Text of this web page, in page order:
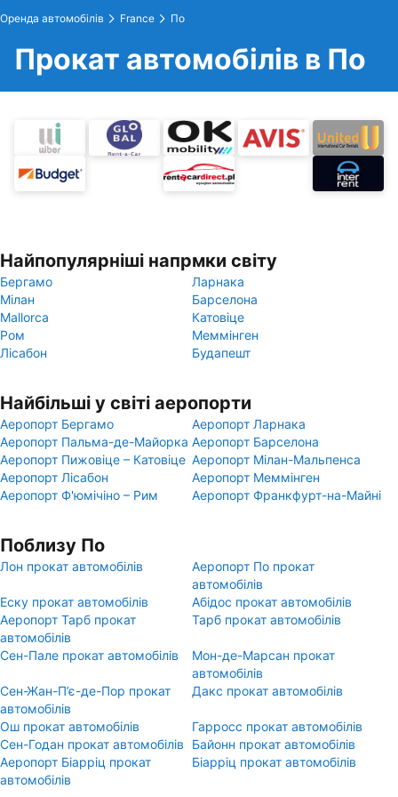
Оренда автомобілів France По
Прокат автомобілів в По
Найпопулярніші напрмки світу
Бергамо
Ларнака
Мілан
Барселона
Mallorca
Катовіце
Ром
Меммінген
Лісабон
Будапешт
Найбільші у світі аеропорти
Аеропорт Бергамо
Аеропорт Ларнака
Аеропорт Пальма-де-Майорка Аеропорт Барселона
Аеропорт Пижовіце – Катовіце Аеропорт Мілан-Мальпенса
Аеропорт Лісабон
Аеропорт Меммінген
Аеропорт Ф'юмічіно – Рим
Аеропорт Франкфурт-на-Майні
Поблизу По
Лон прокат автомобілів
Аеропорт По прокат
автомобілів
Еску прокат автомобілів
Абідос прокат автомобілів
Аеропорт Тарб прокат
автомобілів
Тарб прокат автомобілів
Сен-Пале прокат автомобілів
Мон-де-Марсан прокат
автомобілів
Сен-Жан-П’є-де-Пор прокат
автомобілів
Дакс прокат автомобілів
Ош прокат автомобілів
Гарросс прокат автомобілів
Сен-Годан прокат автомобілів
Байонн прокат автомобілів
Аеропорт Біарріц прокат
автомобілів
Біарріц прокат автомобілів